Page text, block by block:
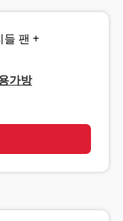
가방